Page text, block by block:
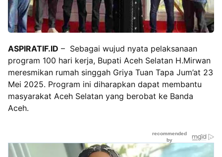
ASPIRATIF.ID – Sebagai wujud nyata pelaksanaan
program 100 hari kerja, Bupati Aceh Selatan H.Mirwan
meresmikan rumah singgah Griya Tuan Tapa Jum’at 23
Mei 2025. Program ini diharapkan dapat membantu
masyarakat Aceh Selatan yang berobat ke Banda
Aceh.